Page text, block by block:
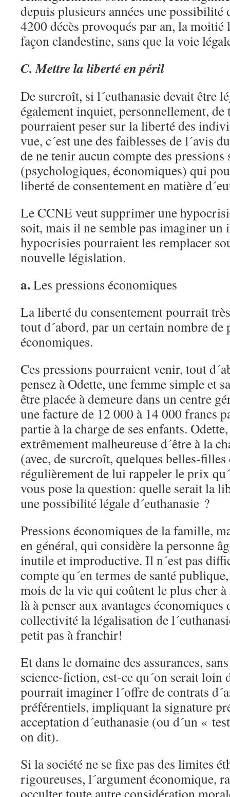
depuis plusieurs années une possibilité
4200 décès provoqués par an, la moitié
façon clandestine, sans que la voie
C. Mettre la liberté en péril
De surcroît, si l´euthanasie devait être
également inquiet, personnellement, de
pourraient peser sur la liberté des
vue, c´est une des faiblesses de l´avis
de ne tenir aucun compte des pressions
(psychologiques, économiques) qui
liberté de consentement en matière
Le CCNE veut supprimer une
soit, mais il ne semble pas imaginer un
hypocrisies pourraient les remplacer
nouvelle législation.
a.Les pressions économiques
La liberté du consentement pourrait
tout d´abord, par un certain nombre de
économiques.
Ces pressions pourraient venir, tout
pensez à Odette, une femme simple et
être placée à demeure dans un centre
une facture de 12 000 à 14 000 francs
partie à la charge de ses enfants.
extrêmement malheureuse d´être à la
(avec, de surcroît, quelques belles-filles
régulièrement de lui rappeler le prix
vous pose la question: quelle serait la
une possibilité légale d´euthanasie ?
Pressions économiques de la famille,
en général, qui considère la personne
inutile et improductive. Il n´est pas
compte qu´en termes de santé
mois de la vie qui coûtent le plus cher
là à penser aux avantages
collectivité la légalisation de
petit pas à franchir!
Et dans le domaine des assurances,
science-fiction, est-ce qu´on serait loin
pourrait imaginer l´offre de contrats
préférentiels, impliquant la signature
acceptation d´euthanasie (ou d´un «
on dit).
Si la société ne se fixe pas des limites
rigoureuses, l´argument économique,
occulter toute autre considération